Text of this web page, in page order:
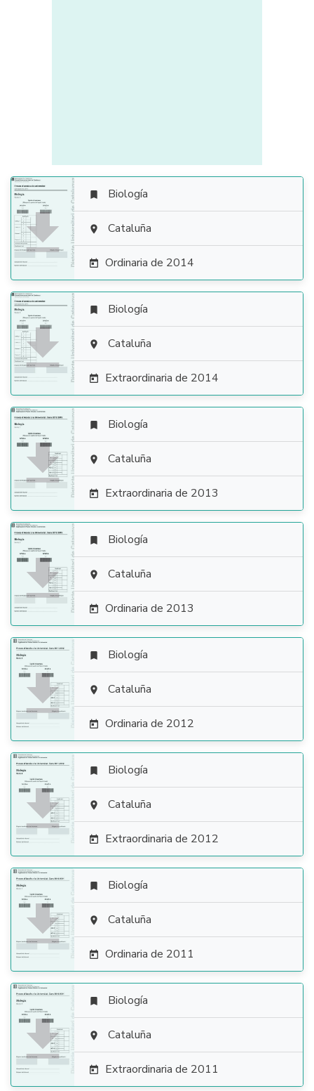

 Biología
 Cataluña
 Ordinaria de 2014

 Biología
 Cataluña
 Extraordinaria de 2014

 Biología
 Cataluña
 Extraordinaria de 2013

 Biología
 Cataluña
 Ordinaria de 2013

 Biología
 Cataluña
 Ordinaria de 2012

 Biología
 Cataluña
 Extraordinaria de 2012

 Biología
 Cataluña
 Ordinaria de 2011

 Biología
 Cataluña
 Extraordinaria de 2011